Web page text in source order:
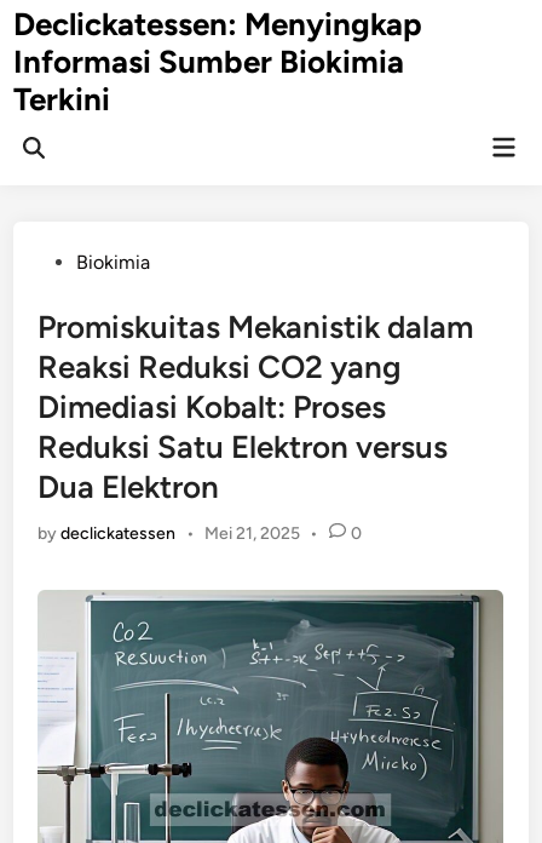
Skip
to
content
Declickatessen: Menyingkap
Informasi Sumber Biokimia
Terkini
Open
PostedBiokimia
Promiskuitas Mekanistik dalam
Reaksi Reduksi CO2 yang
Dimediasi Kobalt: Proses
Reduksi Satu Elektron versus
Dua Elektron
bydeclickatessen • Mei 21, 2025 • 0